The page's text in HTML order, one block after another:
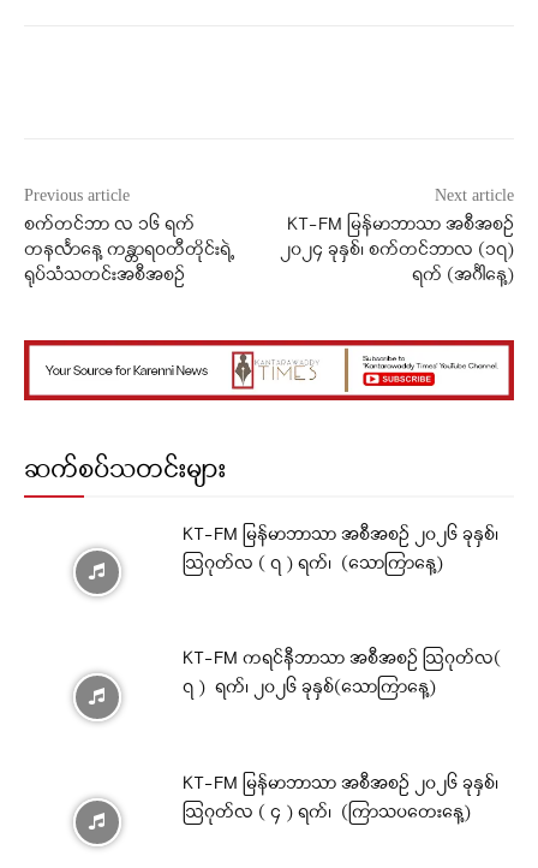
Previous article
စက်တင်ဘာ လ ၁၆ ရက်
တနင်္လာနေ့ ကန္တာရဝတီတိုင်းရဲ့
ရုပ်သံသတင်းအစီအစဉ်
Next article
KT-FM မြန်မာဘာသာ အစီအစဉ်
၂၀၂၄ ခုနှစ်၊ စက်တင်ဘာလ (၁၇)
ရက် (အင်္ဂါနေ့)
ဆက်စပ်သတင်းများ
KT-FM မြန်မာဘာသာ အစီအစဉ် ၂၀၂၆ ခုနှစ်၊
ဩဂုတ်လ ( ၇ ) ရက်၊ (သောကြာနေ့)
KT-FM ကရင်နီဘာသာ အစီအစဉ် ဩဂုတ်လ(
၇ ) ရက်၊ ၂၀၂၆ ခုနှစ်(သောကြာနေ့)
KT-FM မြန်မာဘာသာ အစီအစဉ် ၂၀၂၆ ခုနှစ်၊
ဩဂုတ်လ ( ၄ ) ရက်၊ (ကြာသပတေးနေ့)